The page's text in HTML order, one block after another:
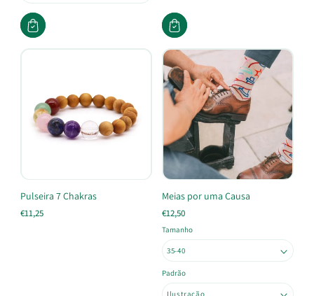
Pulseira 7 Chakras
€11,25
Meias por uma Causa
€12,50
Tamanho
Padrão